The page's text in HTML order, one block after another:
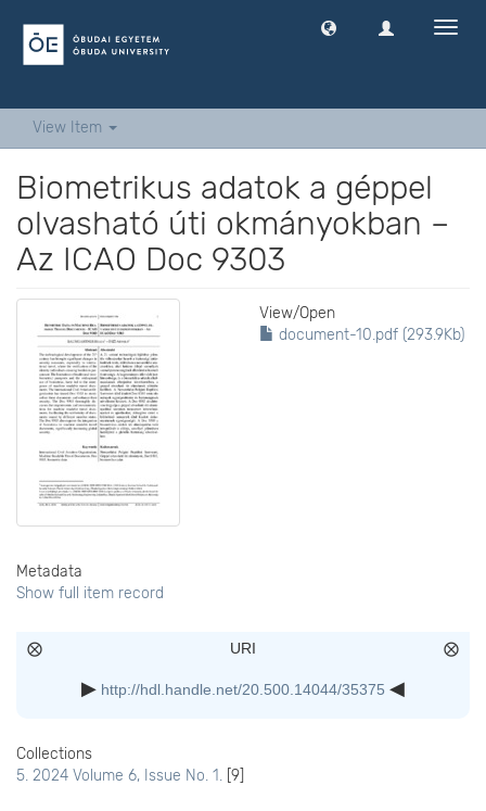
View Item
Biometrikus adatok a géppel
olvasható úti okmányokban –
Az ICAO Doc 9303
View/Open
document-10.pdf (293.9Kb)
Metadata
Show full item record
URI
http://hdl.handle.net/20.500.14044/35375
Collections
5. 2024 Volume 6, Issue No. 1. [9]